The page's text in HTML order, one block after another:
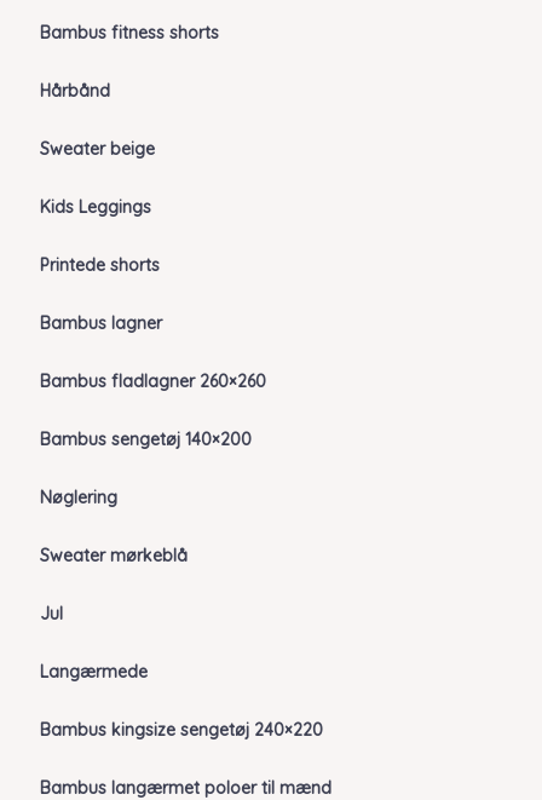
Bambus fitness shorts
Hårbånd
Sweater beige
Kids Leggings
Printede shorts
Bambus lagner
Bambus fladlagner 260×260
Bambus sengetøj 140×200
Nøglering
Sweater mørkeblå
Jul
Langærmede
Bambus kingsize sengetøj 240×220
Bambus langærmet poloer til mænd